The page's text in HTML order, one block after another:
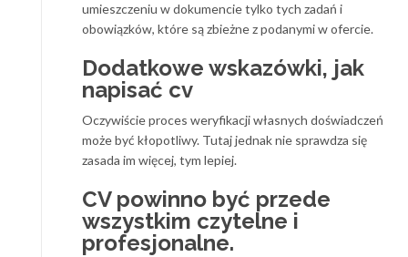
umieszczeniu w dokumencie tylko tych zadań i
obowiązków, które są zbieżne z podanymi w ofercie.
Dodatkowe wskazówki, jak
napisać cv
Oczywiście proces weryfikacji własnych doświadczeń
może być kłopotliwy. Tutaj jednak nie sprawdza się
zasada im więcej, tym lepiej.
CV powinno być przede
wszystkim czytelne i
profesjonalne.